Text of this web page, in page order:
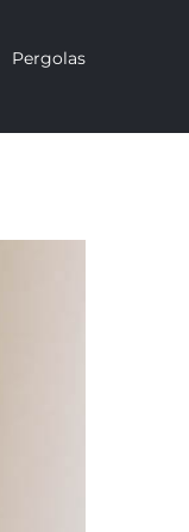
Pergolas